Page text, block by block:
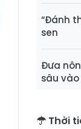
“Đánh
sen
Đưa
sâu
Thời